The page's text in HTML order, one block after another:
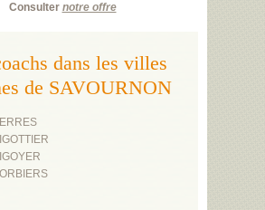
Consulter notre offre
dans les villes
de SAVOURNON